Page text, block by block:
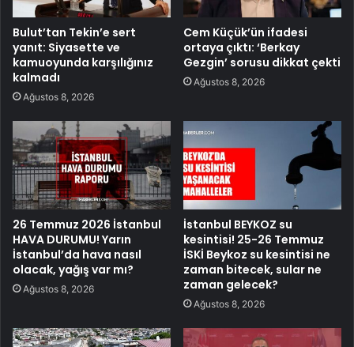
Bulut’tan Tekin’e sert
yanıt: Siyasette ve
kamuoyunda karşılığınız
kalmadı
Ağustos 8, 2026
Cem Küçük’ün ifadesi
ortaya çıktı: ‘Berkay
Gezgin’ sorusu dikkat çekti
Ağustos 8, 2026
26 Temmuz 2026 İstanbul
HAVA DURUMU! Yarın
İstanbul’da hava nasıl
olacak, yağış var mı?
Ağustos 8, 2026
İstanbul BEYKOZ su
kesintisi! 25-26 Temmuz
İSKİ Beykoz su kesintisi ne
zaman bitecek, sular ne
zaman gelecek?
Ağustos 8, 2026